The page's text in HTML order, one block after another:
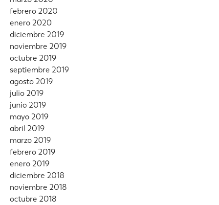
febrero 2020
enero 2020
diciembre 2019
noviembre 2019
octubre 2019
septiembre 2019
agosto 2019
julio 2019
junio 2019
mayo 2019
abril 2019
marzo 2019
febrero 2019
enero 2019
diciembre 2018
noviembre 2018
octubre 2018